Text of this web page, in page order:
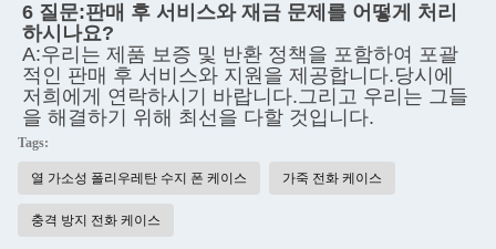
6 질문:판매 후 서비스와 재금 문제를 어떻게 처리
하시나요?
A:우리는 제품 보증 및 반환 정책을 포함하여 포괄
적인 판매 후 서비스와 지원을 제공합니다.당시에
저희에게 연락하시기 바랍니다.그리고 우리는 그들
을 해결하기 위해 최선을 다할 것입니다.
Tags:
열 가소성 폴리우레탄 수지 폰 케이스 가죽 전화 케이스
충격 방지 전화 케이스